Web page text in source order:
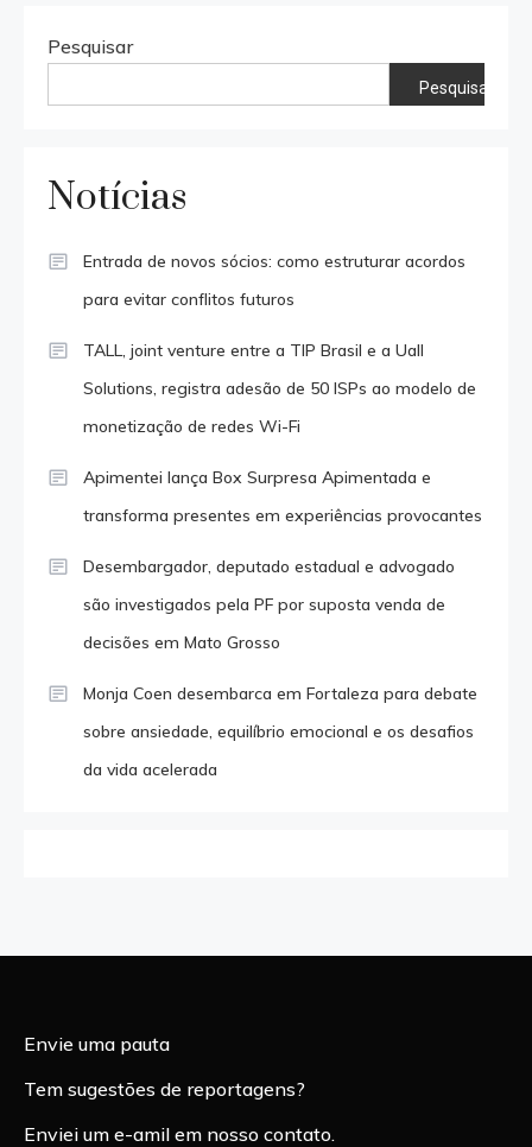
Pesquisar
Pesquisar
Notícias
Entrada de novos sócios: como estruturar acordos
para evitar conflitos futuros
TALL, joint venture entre a TIP Brasil e a Uall
Solutions, registra adesão de 50 ISPs ao modelo de
monetização de redes Wi-Fi
Apimentei lança Box Surpresa Apimentada e
transforma presentes em experiências provocantes
Desembargador, deputado estadual e advogado
são investigados pela PF por suposta venda de
decisões em Mato Grosso
Monja Coen desembarca em Fortaleza para debate
sobre ansiedade, equilíbrio emocional e os desafios
da vida acelerada
Envie uma pauta
Tem sugestões de reportagens?
Enviei um e-amil em nosso contato.